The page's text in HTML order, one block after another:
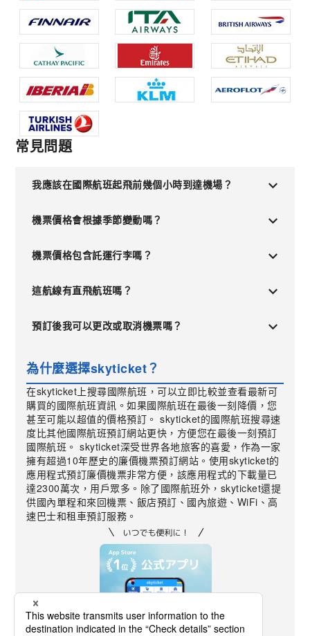
常見問題
我應該在國際航班起飛前幾個小時到達機場？
機票價格會根據季節變動嗎？
機票價格包含託運行李嗎？
這航線有直飛航班嗎？
預訂後我可以更改或取消機票嗎？
為什麼選擇skyticket？
在skyticket上搜尋國際航班，可以立即比較並查看最新可
購買的國際航班資訊。如果國際航班在最後一刻降價，您
甚至可能以超值的價格預訂。 skyticket的國際航班搜尋速
度比其他國際航班預訂網站更快，方便您在最後一刻預訂
國際航班。 skyticket深受世界各地旅客的喜愛，作為一家
擁有超過10年歷史的廉價機票預訂網站。使用skyticket的
應用程式預訂廉價機票非常方便，該應用程式的下載量已
達2300萬次，用戶眾多。除了國際航班外，skyticket還提
供國內單程和來回機票、飯店預訂、國內旅遊、WiFi、高
速巴士和租車預訂服務。